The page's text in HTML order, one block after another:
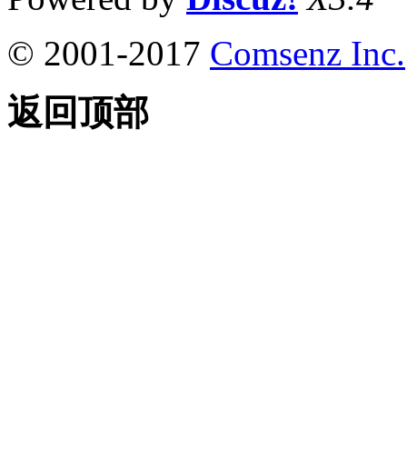
© 2001-2017 Comsenz Inc.
返回顶部